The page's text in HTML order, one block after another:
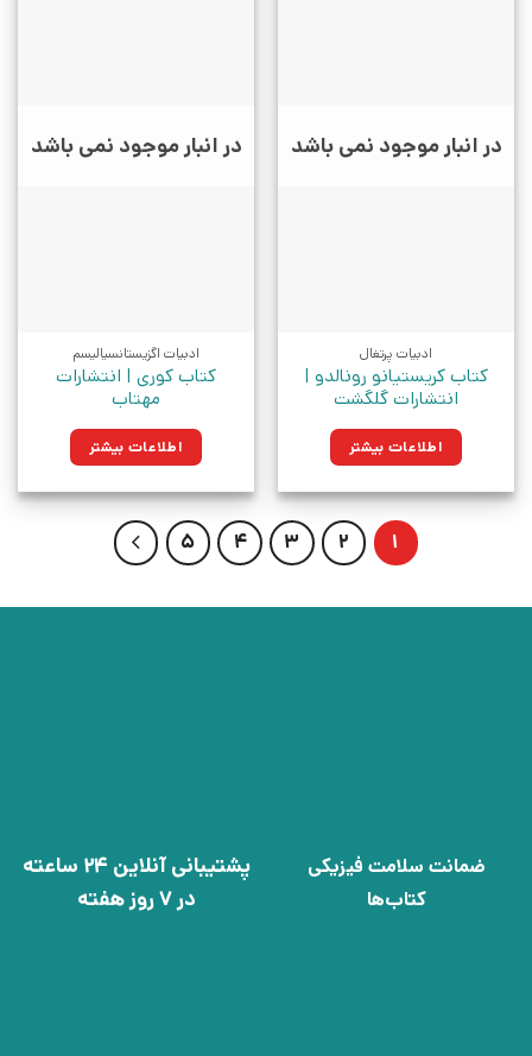
در انبار موجود نمی باشد
ادبیات پرتغال
کتاب کریستیانو رونالدو |
انتشارات گلگشت
اطلاعات بیشتر
در انبار موجود نمی باشد
ادبیات اگزیستانسیالیسم
کتاب کوری | انتشارات
مهتاب
اطلاعات بیشتر
1
2
3
4
5
ضمانت سلامت فیزیکی
کتاب‌ها
پشتیبانی آنلاین 24 ساعته
در 7 روز هفته